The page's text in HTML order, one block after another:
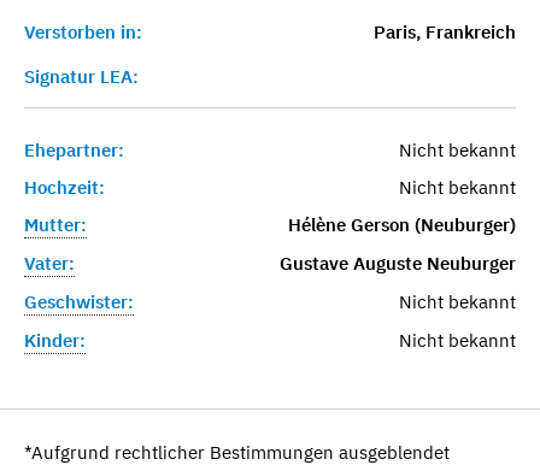
Verstorben in:
Paris, Frankreich
Signatur LEA:
Ehepartner:
Nicht bekannt
Hochzeit:
Nicht bekannt
Mutter:
Hélène Gerson (Neuburger)
Vater:
Gustave Auguste Neuburger
Geschwister:
Nicht bekannt
Kinder:
Nicht bekannt
*Aufgrund rechtlicher Bestimmungen ausgeblendet